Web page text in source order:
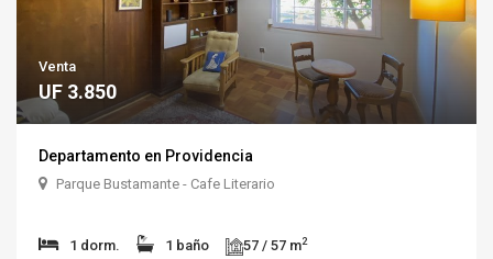
Venta
UF 3.850
Departamento en Providencia
Parque Bustamante - Cafe Literario
1 dorm. 1 baño 57 / 57 m2